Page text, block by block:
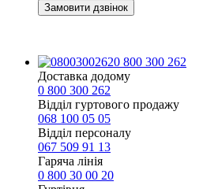
Замовити дзвінок
0 800 300 262
Доставка додому
0 800 300 262
Відділ гуртового продажу
068 100 05 05​
Відділ персоналу
067 509 91 13
Гаряча лінія
0 800 30 00 20